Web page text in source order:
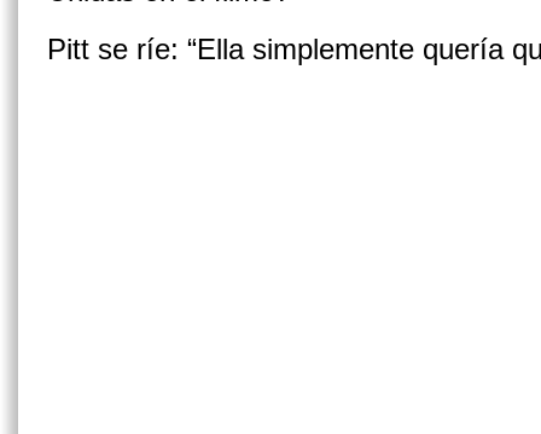
Pitt se ríe: “Ella simplemente quería